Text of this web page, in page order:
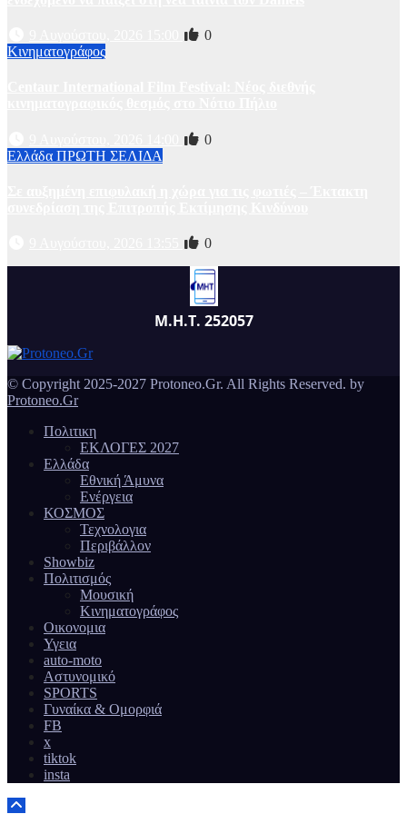
0
Κινηματογράφος
0
Ελλάδα ΠΡΩΤΗ ΣΕΛΙΔΑ
0
Μ.Η.Τ. 252057
© Copyright 2025-2027 Protoneo.Gr. All Rights Reserved. by
Protoneo.Gr
Πολιτικη
ΕΚΛΟΓΕΣ 2027
Ελλάδα
Εθνική Άμυνα
Ενέργεια
ΚΟΣΜΟΣ
Τεχνολογια
Περιβάλλον
Showbiz
Πολιτισμός
Μουσική
Κινηματογράφος
Οικονομια
Υγεια
auto-moto
Αστυνομικό
SPORTS
Γυναίκα & Ομορφιά
FB
x
tiktok
insta